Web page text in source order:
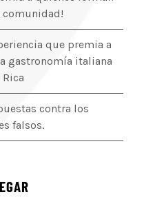
comunidad!
que premia a
gastronomía italiana
contra los
falsos.